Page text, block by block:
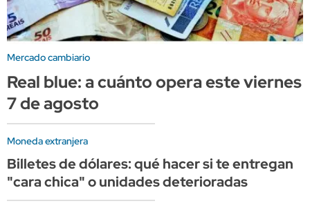
Mercado cambiario
Real blue: a cuánto opera este viernes
7 de agosto
Moneda extranjera
Billetes de dólares: qué hacer si te entregan
"cara chica" o unidades deterioradas